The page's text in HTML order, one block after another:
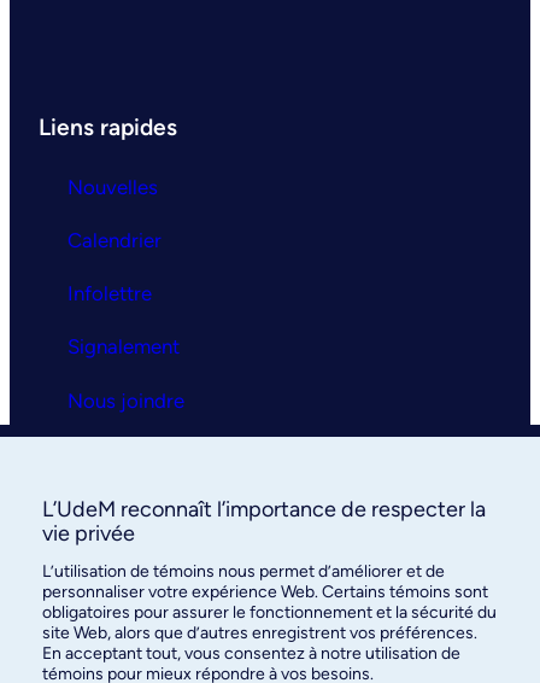
Liens rapides
Nouvelles
Calendrier
Infolettre
Signalement
Nous joindre
La clinique
Services
FAQ
Assistant Clinique EOA
Orthophonie & Audiologie
Bonjour ! 👋 Je suis l'assistant de laClinique universitaire
L’UdeM reconnaît l’importance de respecter la
vie privée
L’utilisation de témoins nous permet d’améliorer et de
personnaliser votre expérience Web. Certains témoins sont
obligatoires pour assurer le fonctionnement et la sécurité du
site Web, alors que d’autres enregistrent vos préférences.
En acceptant tout, vous consentez à notre utilisation de
témoins pour mieux répondre à vos besoins.